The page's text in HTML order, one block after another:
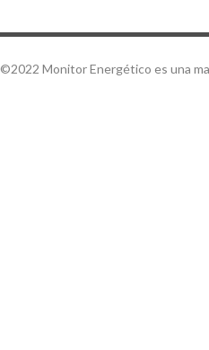
©2022 Monitor Energético es una